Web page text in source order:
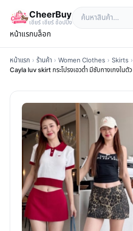
CheerBuy
เซียร์ เซียร์ ช้อปปิ้ง
หน้าแรกบล็อก
หน้าแรก › ร้านค้า › Women Clothes › Skirts ›
Cayla luv skirt กระโปรงเอวต่ำ มีซับกางเกงในตัว